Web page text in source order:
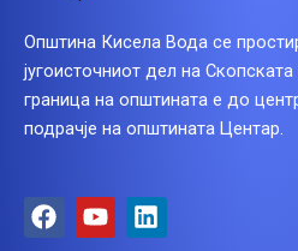
Општина Кисела Вода се
југоисточниот дел на
граница на општината е до
подрачје на општината Центар.
F
a
Y
o
L
i